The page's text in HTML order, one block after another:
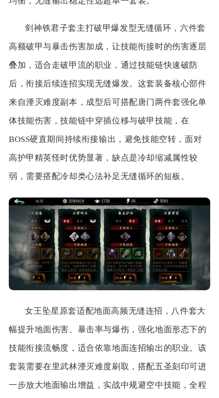
剑神铁君子套主打破甲爆发型无缝循环，六件套
高额破甲与暴击伤害加成，让技能衔接时的伤害逐层
叠加，适合走破甲流的职业，通过技能链快速破防
后，衔接后续连招实现无缝爆发。这套装备核心部件
来自湮灭难度副本，成型后可搭配唐门两件套强化单
体技能伤害，技能链中穿插位移与破甲技能，在
BOSS硬直期间持续衔接输出，避免技能空转，面对
高护甲精英怪时优势显著，缺点是冷却缩减属性较
弱，需要搭配冷却类心法补足无缝循环的短板。
女王坠星原套适配地面高频无缝连招，八件套大
幅提升地面伤害、暴击率与爆伤，强化地面形态下的
技能衔接流畅度，适合依靠地面连招输出的职业。该
套装需要在里武林湮灭难度刷取，搭配五圣刻印可进
一步放大地面输出增益，实战中规避空中技能，全程